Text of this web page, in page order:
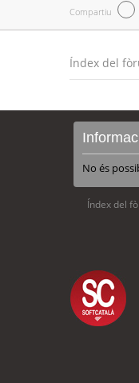
Compartiu
Índex del
No és
Índex del